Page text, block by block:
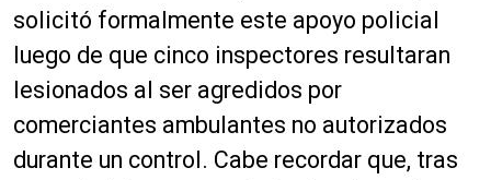
solicitó formalmente este apoyo policial
luego de que cinco inspectores resultaran
lesionados al ser agredidos por
comerciantes ambulantes no autorizados
durante un control. Cabe recordar que, tras